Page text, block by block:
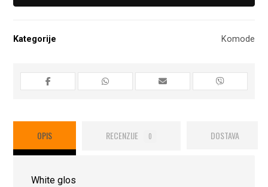
Kategorije Komode
OPIS RECENZIJE 0 DOSTAVA
White glos